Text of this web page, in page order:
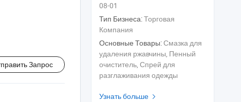
Запрос
08-01
Тип Бизнеса:Торговая
Компания
Основные Товары:Смазка для
удаления ржавчины, Пенный
очиститель, Спрей для
разглаживания одежды
Узнать больше 